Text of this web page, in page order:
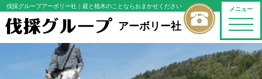
メニュー
toggle
伐採グループアーボリー社｜庭と植木のことならおまかせください
アーボリー社